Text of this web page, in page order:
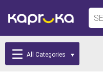
All Categories